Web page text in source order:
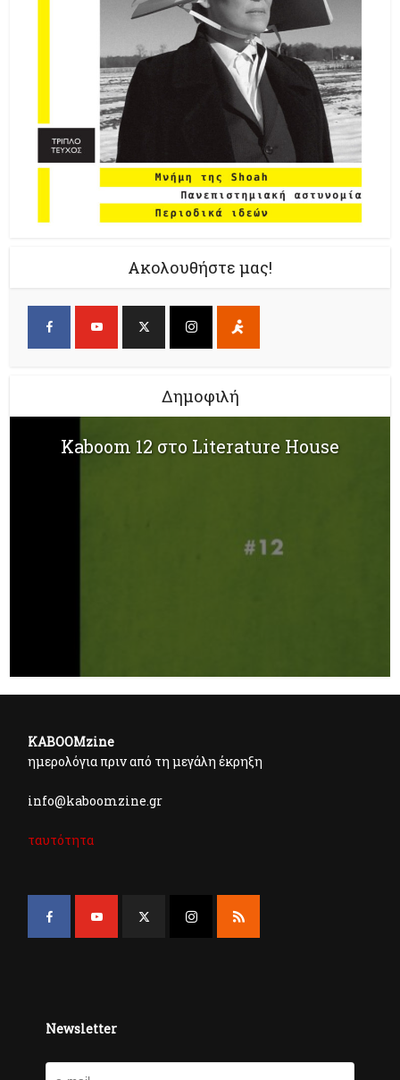
Ακολουθήστε μας!
Δημοφιλή
Kaboom 12 στο Literature House
KABOOMzine
ημερολόγια πριν από τη μεγάλη έκρηξη
info@kaboomzine.gr
ταυτότητα
Newsletter